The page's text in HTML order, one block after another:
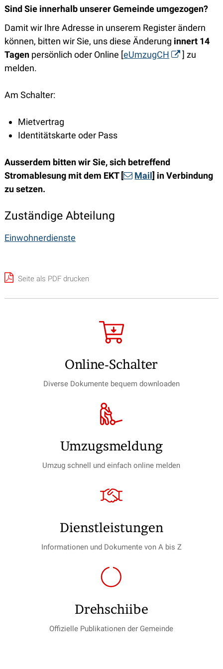
Sind Sie innerhalb unserer Gemeinde umgezogen?
Damit wir Ihre Adresse in unserem Register ändern
können, bitten wir Sie, uns diese Änderung innert 14
Tagenpersönlich oder Online [eUmzugCH
] zu
melden.
Am Schalter:
Mietvertrag
Identitätskarte oder Pass
Ausserdem bitten wir Sie, sich betreffend
Stromablesung mit dem EKT [
Mail] in Verbindung
zu setzen.
Zuständige Abteilung
Einwohnerdienste
Seite als PDF drucken
Online-Schalter
Diverse Dokumente bequem downloaden
Umzugs­meldung
Umzug schnell und einfach online melden
Dienst­leistungen
Informationen und Dokumente von A bis Z
Drehschiibe
Offizielle Publikationen der Gemeinde